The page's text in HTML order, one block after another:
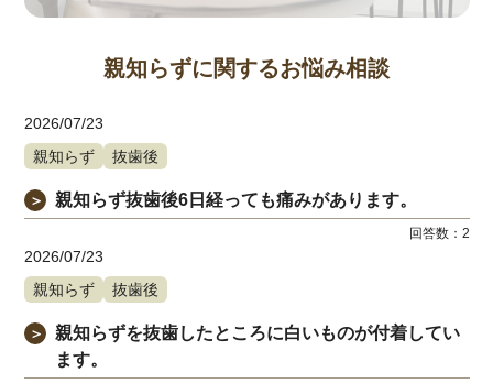
親知らずに関するお悩み相談
2026/07/23
親知らず
抜歯後
＞ 親知らず抜歯後6日経っても痛みがあります。
回答数： 2
2026/07/23
親知らず
抜歯後
＞
親知らずを抜歯したところに白いものが付着してい
ます。